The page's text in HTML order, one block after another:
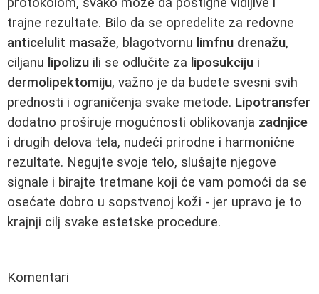
trajne rezultate. Bilo da se opredelite za redovne
anticelulit masaže, blagotvornu limfnu drenažu,
ciljanu lipolizu ili se odlučite za liposukciju i
dermolipektomiju, važno je da budete svesni svih
prednosti i ograničenja svake metode. Lipotransfer
dodatno proširuje mogućnosti oblikovanja zadnjice
i drugih delova tela, nudeći prirodne i harmonične
rezultate. Negujte svoje telo, slušajte njegove
signale i birajte tretmane koji će vam pomoći da se
osećate dobro u sopstvenoj koži - jer upravo je to
krajnji cilj svake estetske procedure.
Komentari